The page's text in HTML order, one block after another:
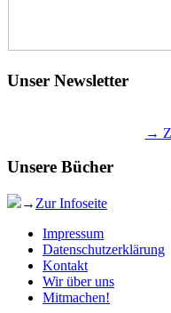
Unser Newsletter
→
Unsere Bücher
→ Zur Infoseite
Impressum
Datenschutzerklärung
Kontakt
Wir über uns
Mitmachen!